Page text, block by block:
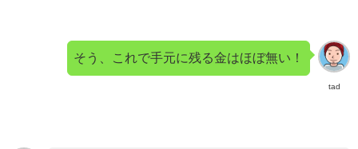
tad
そう、これで手元に残る金はほぼ無い！